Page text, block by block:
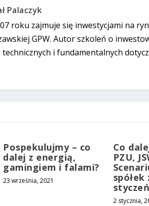
Palaczyk
roku zajmuje się inwestycjami na
GPW. Autor szkoleń o
technicznych i fundamentalnych
Pospekulujmy – co
dalej z energią,
gamingiem i falami?
23 września, 2021
Co
PZU,
spółek
2 stycznia,